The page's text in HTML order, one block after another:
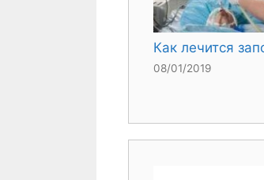
Как лечится
08/01/2019